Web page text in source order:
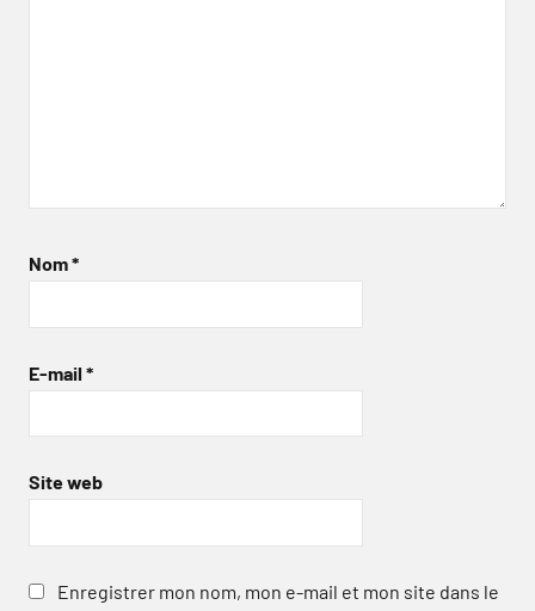
Nom*
E-mail *
Site web
Enregistrer mon nom, mon e-mail et mon site dans le